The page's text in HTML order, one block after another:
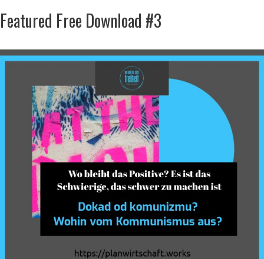
Featured Free Download #3